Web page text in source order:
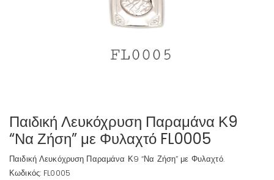
Παιδική Λευκόχρυση Παραμάνα Κ9
“Να Ζήση” με Φυλαχτό FL0005
Παιδική Λευκόχρυση Παραμάνα Κ9 “Να Ζήση” με Φυλαχτό.
Κωδικός: FL0005